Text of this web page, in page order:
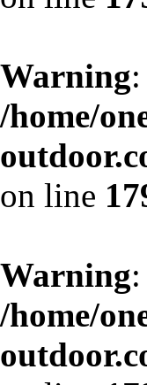
Warning
/home/
on line
Warning
/home/